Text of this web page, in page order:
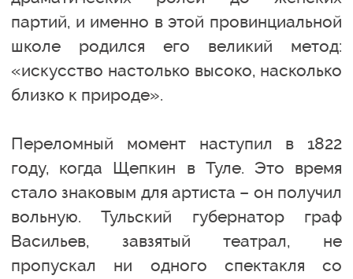
партий, и именно в этой провинциальной
школе родился его великий метод:
«искусство настолько высоко, насколько
близко к природе».
Переломный момент наступил в 1822
году, когда Щепкин в Туле. Это время
стало знаковым для артиста – он получил
вольную. Тульский губернатор граф
Васильев, завзятый театрал, не
пропускал ни одного спектакля со